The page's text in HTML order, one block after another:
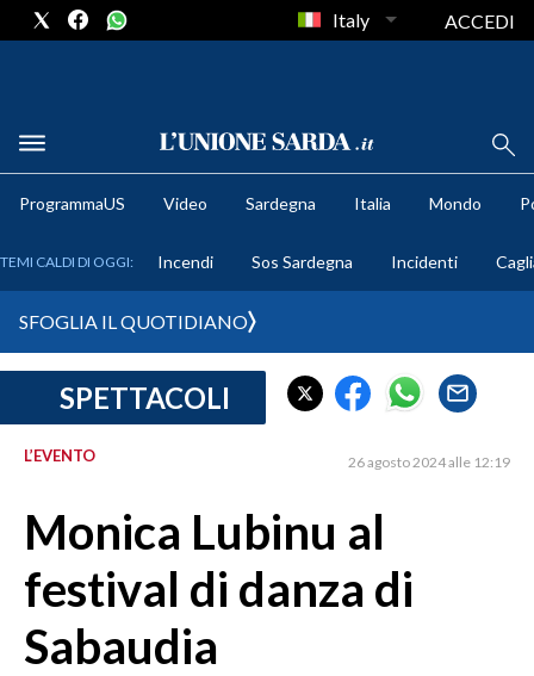
METEO
CRONACA SARDEGNA
MEDIO CAMPIDANO
ORISTANO E PROVINCIA
GALLURA
Italy ACCEDI
ProgrammaUS Video Sardegna Italia Mondo
TEMI CALDI DI OGGI: Incendi Sos Sardegna Incidenti
SFOGLIA IL QUOTIDIANO
SPETTACOLI
L’EVENTO 26 agosto 2024 alle 12:19
Monica Lubinu al
festival di danza di
Sabaudia